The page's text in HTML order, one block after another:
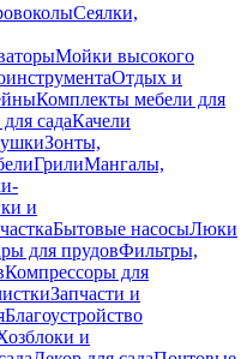
Сеялки,
Мойки высокого
Отдых и
Комплекты мебели для
садаКачели
Зонты,
ГрилиМангалы,
и
Бытовые насосыЛюки
для прудовФильтры,
Компрессоры для
Запчасти и
Благоустройство
и